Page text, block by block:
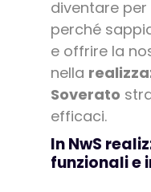
diventare
perché
e offrire la
nella
Soverato
efficaci.
In NwS
funzionali e